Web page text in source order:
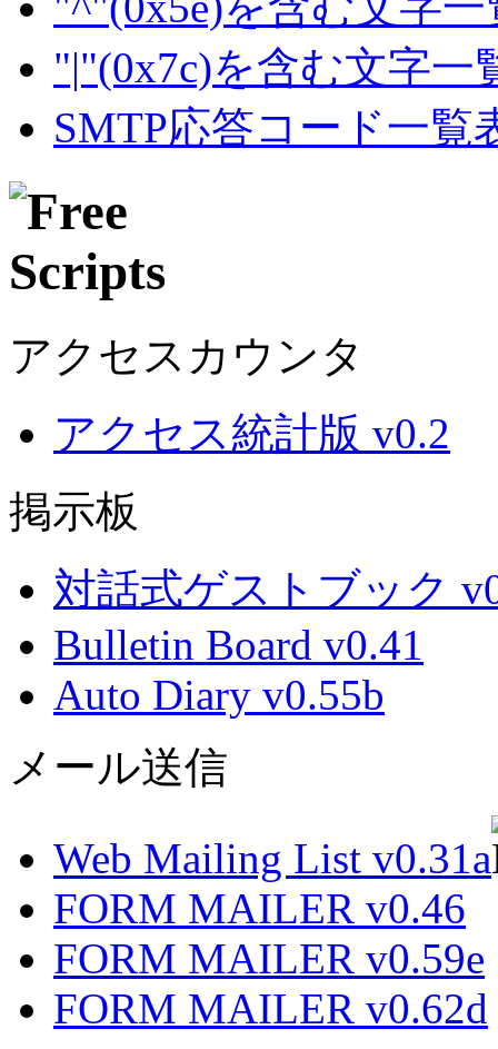
"|"(0x7c)を含む文字一
SMTP応答コード一覧
アクセスカウンタ
アクセス統計版 v0.2
掲示板
対話式ゲストブック
Bulletin Board v0.41
Auto Diary v0.55b
メール送信
Web Mailing List v0.31a
FORM MAILER v0.46
FORM MAILER v0.59e
FORM MAILER v0.62d